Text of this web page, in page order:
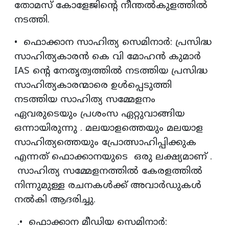
തോമസ് കോളേജിൻ്റെ നീന്തൽകുളത്തിൽ
നടത്തി.
• ഫൊക്കാന സാഹിത്യ സെമിനാർ: പ്രസിദ്ധ
സാഹിത്യകാരൻ കെ വി മോഹൻ കുമാർ
IAS ന്റെ നേതൃത്വത്തിൽ നടത്തിയ പ്രസിദ്ധ
സാഹിത്യകാരന്മാരെ ഉൾപ്പെടുത്തി
നടത്തിയ സാഹിത്യ സമ്മേളനം
ഏവരുടെയും പ്രശംസ ഏറ്റുവാങ്ങിയ
ഒന്നായിരുന്നു . മലയാളത്തെയും മലയാള
സാഹിത്യത്തെയും പ്രോത്സാഹിപ്പിക്കുക
എന്നത് ഫൊക്കാനയുടെ ഒരു ലക്ഷ്യമാണ് .
സാഹിത്യ സമ്മേളനത്തിൽ കേരളത്തിൽ
നിന്നുമുള്ള രചനകൾക്ക് അവാർഡുകൾ
നൽകി ആദരിച്ചു.
.• ഫൊക്കാന മീഡിയ സെമിനാർ: